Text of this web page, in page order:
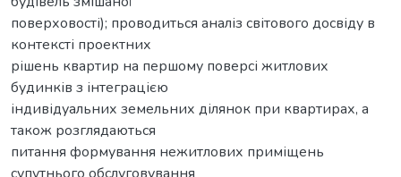
поверховості); проводиться аналіз світового досвіду в
контексті проектних
рішень квартир на першому поверсі житлових
будинків з інтеграцією
індивідуальних земельних ділянок при квартирах, а
також розглядаються
питання формування нежитлових приміщень